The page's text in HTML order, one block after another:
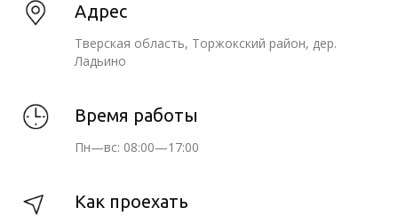
Адрес
Тверская область, Торжокский район, дер.
Ладьино
Время работы
Пн—вс: 08:00—17:00
Как проехать